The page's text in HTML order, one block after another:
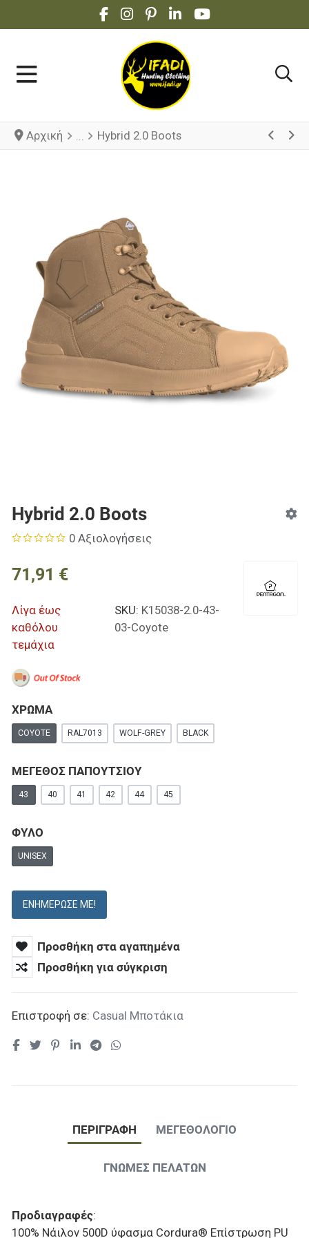
FACEBOOK SOCIAL LINK
INSTAGRAM SOCIAL LINK
PINTEREST SOCIAL LINK
LINKEDIN SOCIAL LINK
YOUTUBE SOCIAL
Αρχική Hybrid 2.0 Boots
Hybrid 2.0 Boots
0 Αξιολογήσεις
71,91 €
Λίγα έως
καθόλου
τεμάχια
SKU: K15038-2.0-43-
03-Coyote
ΧΡΩΜΑ
COYOTE RAL7013 WOLF-GREY BLACK
ΜΕΓΕΘΟΣ ΠΑΠΟΥΤΣΙΟΥ
43 40 41 42 44 45
ΦΥΛΟ
UNISEX
ΕΝΗΜΈΡΩΣΕ ΜΕ!
Προσθήκη στα αγαπημένα
Προσθήκη για σύγκριση
Επιστροφή σε: Casual Μποτάκια
ΠΕΡΙΓΡΑΦΉ ΜΕΓΕΘΟΛΟΓΙΟ
ΓΝΏΜΕΣ ΠΕΛΑΤΏΝ
Προδιαγραφές:
100% Νάιλον 500D ύφασμα Cordura® Επίστρωση PU